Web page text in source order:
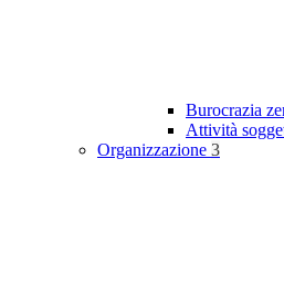
Burocrazia
Attività
Organizzazione 3